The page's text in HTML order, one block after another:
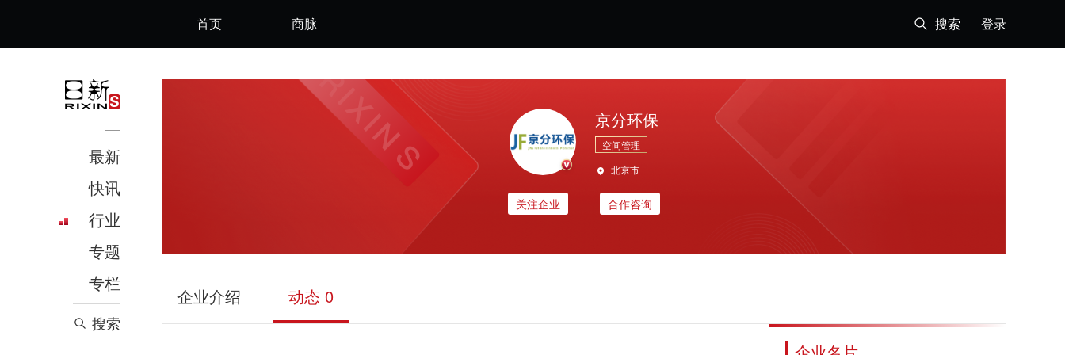
首页 商脉 搜索 登录
最新
快讯
行业
专题
专栏
搜索
京分环保
空间管理
北京市
关注企业 合作咨询
企业介绍 动态 0